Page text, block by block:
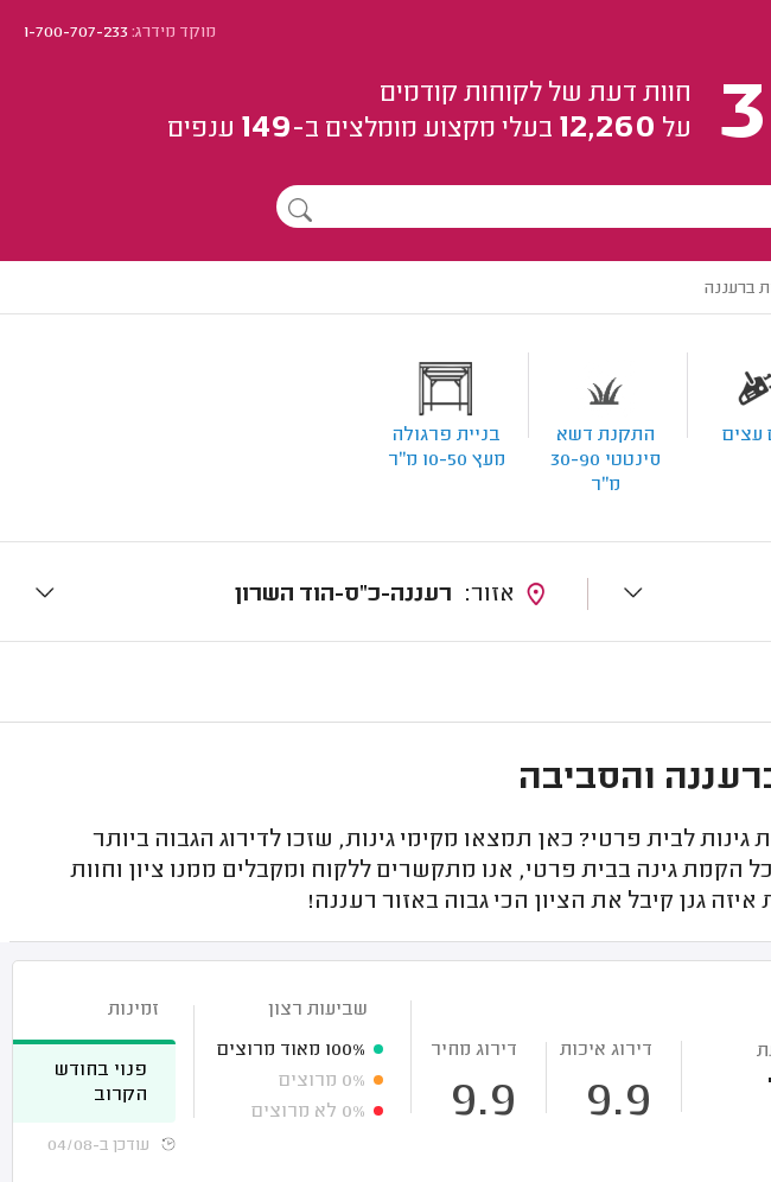
מוקד מידרג:1-700-707-233
חוות דעת של לקוחות קודמים
על 12,260 בעלי מקצוע מומלצים ב-149 ענפים
ברעננה
עצים
התקנת דשא
סינטטי 30-90
מ"ר
בניית פרגולה
מעץ 10-50 מ"ר
רעננה-כ"ס-הוד השרון
והסביבה
לבית פרטי? כאן תמצאו מקימי גינות, שזכו לדירוג הגבוה ביותר
הקמת גינה בבית פרטי, אנו מתקשרים ללקוח ומקבלים ממנו ציון וחוות
גנן קיבל את הציון הכי גבוה באזור רעננה!
דירוג איכות
9.9
דירוג מחיר
9.9
שביעות רצון
100% מאוד מרוצים
0% מרוצים
0% לא מרוצים
זמינות
פנוי בחודש
הקרוב
עודכן ב-04/08